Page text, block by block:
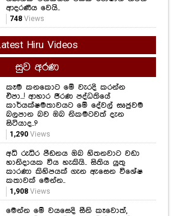
"ජීවිතේ ලස්සනම ගමන ඔයා එක්ක
යන්න ලැබුණ එක තමයි මගේ ලොකුම
වාසනාව..." සැනසීම සතුට රැඳි වසර
ගණනක මතකයත් එක්ක රොෂාන් තවත්
ආදරණීය වෙයි..
748Views
Latest Hiru Videos
සුව අරණ
කෑම කනකොට මේ වැරදි කරන්න
එපා...! ආහාර ජීරණ පද්ධතියේ
කාර්යක්ෂමතාවයට මේ දේවල් සෘජුවම
බලපාන බව ඔබ නිකමටවත් දැන
සිටියාද..?
1,290Views